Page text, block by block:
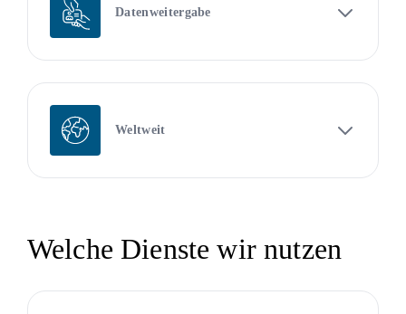
Datenweitergabe
Weltweit
Welche Dienste wir nutzen